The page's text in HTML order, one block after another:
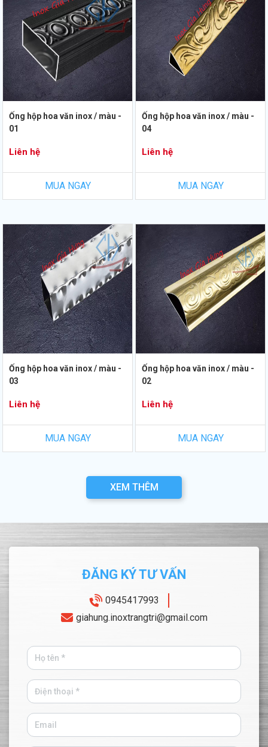
Ống hộp hoa văn inox / màu -
01
Liên hệ
MUA NGAY
Ống hộp hoa văn inox / màu -
04
Liên hệ
MUA NGAY
Ống hộp hoa văn inox / màu -
03
Liên hệ
MUA NGAY
Ống hộp hoa văn inox / màu -
02
Liên hệ
MUA NGAY
XEM THÊM
ĐĂNG KÝ TƯ VẤN
0945417993
giahung.inoxtrangtri@gmail.com